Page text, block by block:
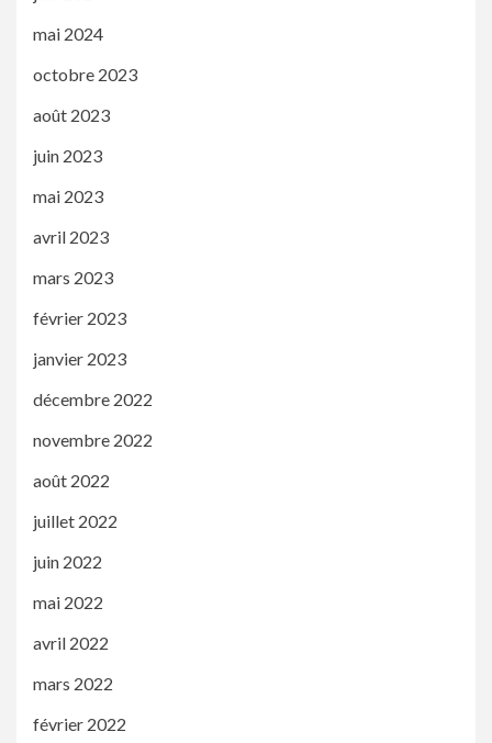
mai 2024
octobre 2023
août 2023
juin 2023
mai 2023
avril 2023
mars 2023
février 2023
janvier 2023
décembre 2022
novembre 2022
août 2022
juillet 2022
juin 2022
mai 2022
avril 2022
mars 2022
février 2022